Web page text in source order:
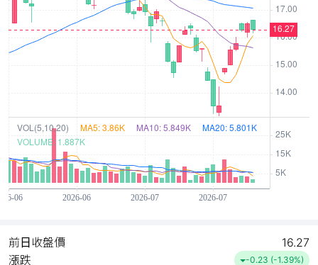
前日收盤價
16.27
漲跌
-0.23 (-1.39%)